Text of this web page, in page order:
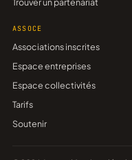
ASSOCE
Associations inscrites
Espace entreprises
Espace collectivités
Tarifs
Soutenir